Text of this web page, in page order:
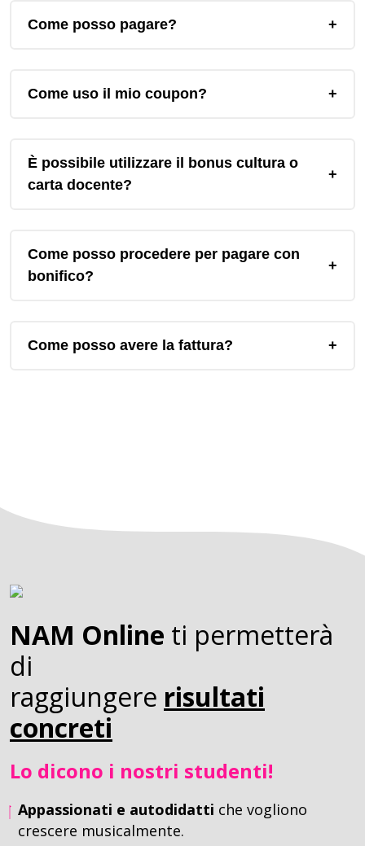
Come posso pagare?
Come uso il mio coupon?
È possibile utilizzare il bonus cultura o
carta docente?
Come posso procedere per pagare con
bonifico?
Come posso avere la fattura?
NAM Online ti permetterà
di
raggiungere risultati
concreti
Lo dicono i nostri studenti!
Appassionati e autodidatti che vogliono
crescere musicalmente.